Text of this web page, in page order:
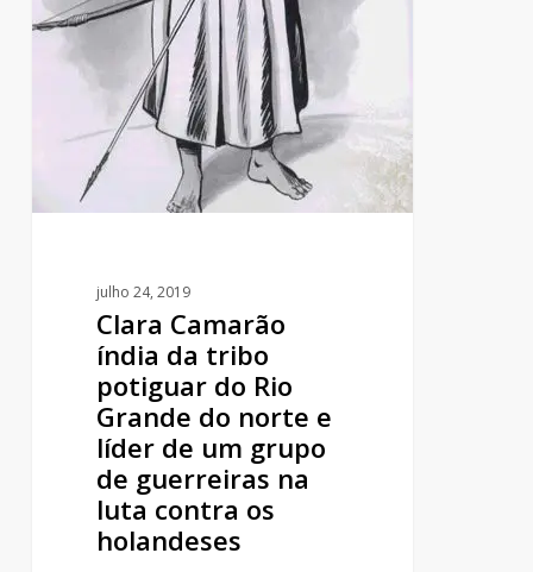
do
grupo
holandeses
julho 24, 2019
Clara Camarão
índia da tribo
potiguar do Rio
Grande do norte e
líder de um grupo
de guerreiras na
luta contra os
holandeses